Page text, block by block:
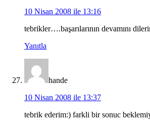
10 Nisan 2008 ile 13:16
tebrikler….başarılarının devamını
Yanıtla
hande
10 Nisan 2008 ile 13:37
tebrik ederim:) farkli bir sonuc